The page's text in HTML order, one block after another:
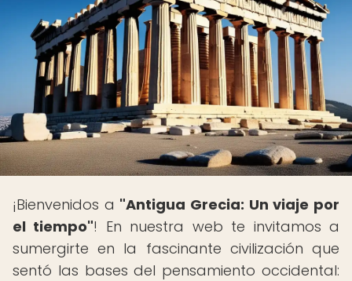
¡Bienvenidos a "Antigua Grecia: Un viaje por
el tiempo"! En nuestra web te invitamos a
sumergirte en la fascinante civilización que
sentó las bases del pensamiento occidental: